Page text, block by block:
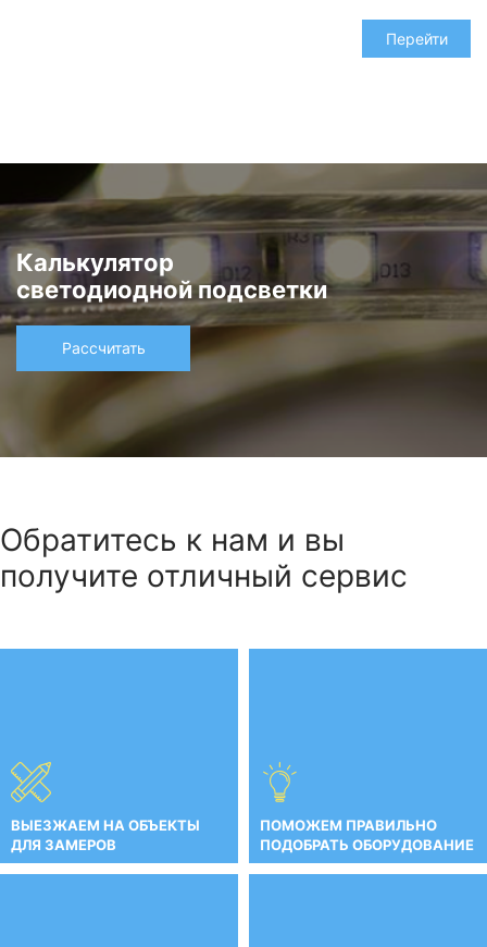
Перейти
Калькулятор
светодиодной подсветки
Рассчитать
Обратитесь к нам и вы
получите отличный сервис
ВЫЕЗЖАЕМ НА ОБЪЕКТЫ
ДЛЯ ЗАМЕРОВ
ПОМОЖЕМ ПРАВИЛЬНО
ПОДОБРАТЬ ОБОРУДОВАНИЕ